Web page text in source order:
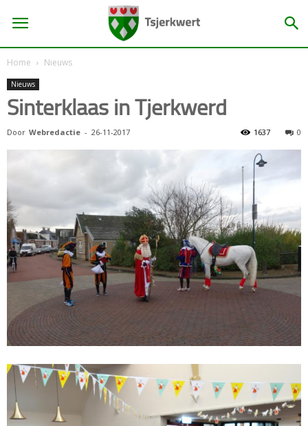
Home Nieuws
Nieuws
Sinterklaas in Tjerkwerd
Door Webredactie - 26-11-2017 0
1637